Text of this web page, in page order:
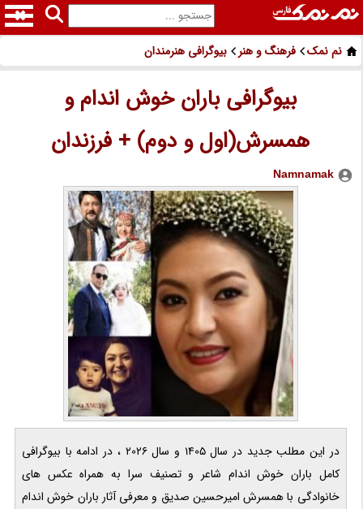
نم نمک فرهنگ و هنر بیوگرافی هنرمندان
بیوگرافی باران خوش اندام و
همسرش(اول و دوم) + فرزندان
Namnamak
در این مطلب جدید در سال 1405 و سال 2026 ، در ادامه با بیوگرافی
کامل باران خوش اندام شاعر و تصنیف سرا به همراه عکس های
خانوادگی با همسرش امیرحسین صدیق و معرفی آثار باران خوش اندام